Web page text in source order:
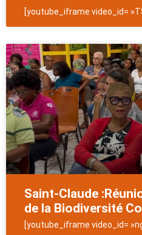
[youtube_iframe video_id=
Saint-Claude
de la Biodiversité
[youtube_iframe video_id=